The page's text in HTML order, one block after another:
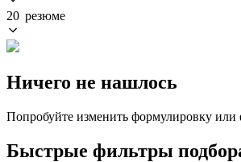
20 резюме
Ничего не нашлось
Попробуйте изменить формулировку или
Быстрые фильтры